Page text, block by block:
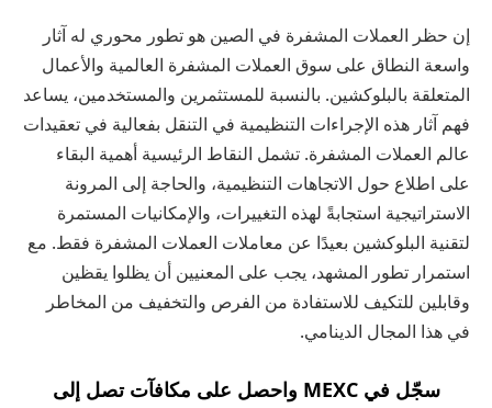
إن حظر العملات المشفرة في الصين هو تطور محوري له آثار
واسعة النطاق على سوق العملات المشفرة العالمية والأعمال
المتعلقة بالبلوكشين. بالنسبة للمستثمرين والمستخدمين، يساعد
فهم آثار هذه الإجراءات التنظيمية في التنقل بفعالية في تعقيدات
عالم العملات المشفرة. تشمل النقاط الرئيسية أهمية البقاء
على اطلاع حول الاتجاهات التنظيمية، والحاجة إلى المرونة
الاستراتيجية استجابةً لهذه التغييرات، والإمكانيات المستمرة
لتقنية البلوكشين بعيدًا عن معاملات العملات المشفرة فقط. مع
استمرار تطور المشهد، يجب على المعنيين أن يظلوا يقظين
وقابلين للتكيف للاستفادة من الفرص والتخفيف من المخاطر
في هذا المجال الدينامي.
سجّل في MEXC واحصل على مكافآت تصل إلى